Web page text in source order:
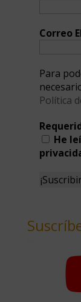
Correo
Para
Política
He